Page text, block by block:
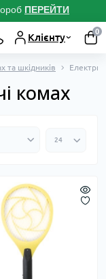
ПЕРЕЙТИ
Клієнту
0
та шкідників
комах